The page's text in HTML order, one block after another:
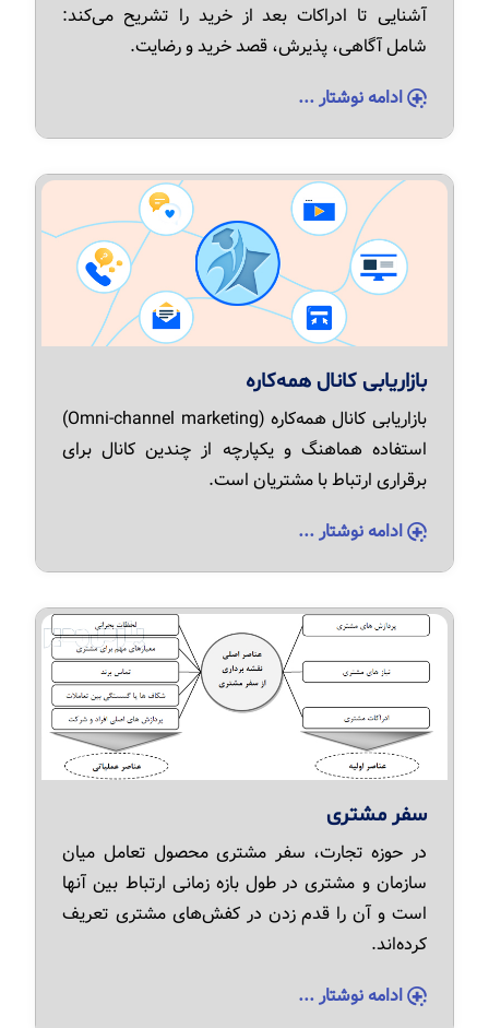
آشنایی تا ادراکات بعد از خرید را تشریح می‌کند:
شامل آگاهی، پذیرش، قصد خرید و رضایت.
ادامه نوشتار ...
بازاریابی کانال همه‌کاره
بازاریابی کانال همه‌کاره (Omni-channel marketing)
استفاده هماهنگ و یکپارچه از چندین کانال برای
برقراری ارتباط با مشتریان است.
ادامه نوشتار ...
سفر مشتری
در حوزه تجارت، سفر مشتری محصول تعامل میان
سازمان و مشتری در طول بازه زمانی ارتباط بین آنها
است و آن را قدم زدن در کفش‌های مشتری تعریف
کرده‌اند.
ادامه نوشتار ...